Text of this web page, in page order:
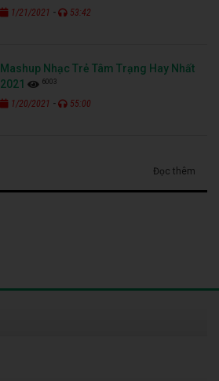
1/21/2021 - 53:42
Mashup Nhạc Trẻ Tâm Trạng Hay Nhất
2021
6003
1/20/2021 - 55:00
Đọc thêm